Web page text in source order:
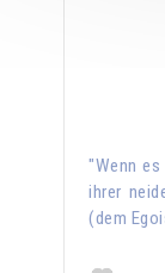
"Wenn
ihrer
(dem